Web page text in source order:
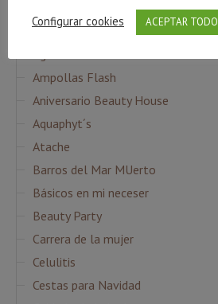
CATEGORÍAS
Ampollas Flash
Aniversario Beauty House
Aquaphyt´s
Atache
Barros del Mar MUerto
Básicos en mi neceser
Beauty Party
Carrera de la mujer
Celulitis
Cestas para Navidad
Configurar cookies
ACEPTAR TODO